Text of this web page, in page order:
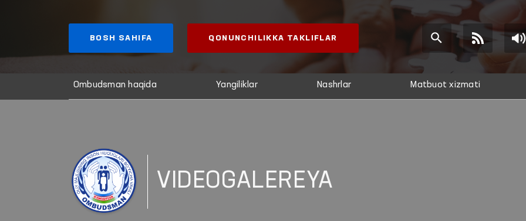
BOSH SAHIFA QONUNCHILIKKA TAKLIFLAR
Ombudsman haqida Yangiliklar Nashrlar Matbuot xizmati
VIDEOGALEREYA